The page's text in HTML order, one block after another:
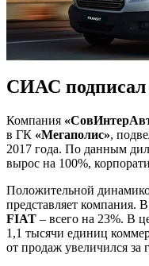
СИАС подписал
Компания
в ГК «Мегаполис»,
2017 года. По данным
вырос на 100%,
Положительной
представляет компания.
FIAT – всего на 23%. В
1,1 тысячи единиц
от продаж увеличился за